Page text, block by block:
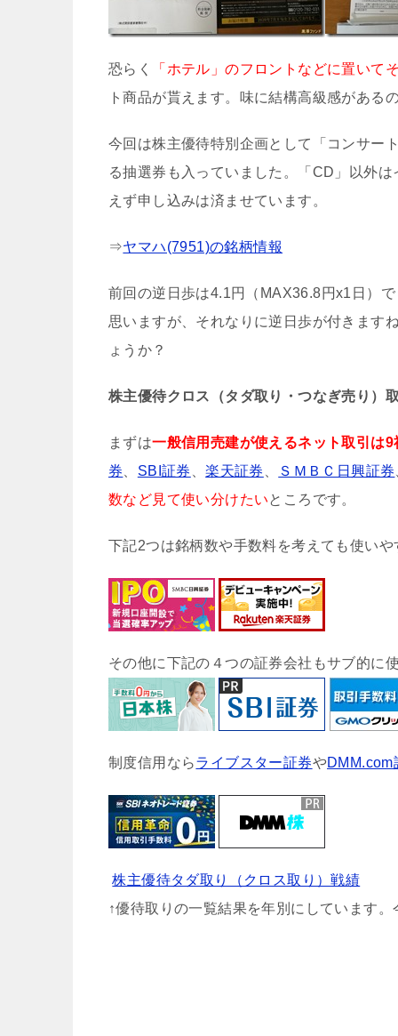
恐らく 「ホテル」のフロントなどに置いて
ト商品が貰えます。味に結構高級感がある
今回は株主優待特別企画として「コンサー
る抽選券も入っていました。「CD」以外
えず申し込みは済ませています。
⇒ヤマハ(7951)の銘柄情報
前回の逆日歩は4.1円（MAX36.8円x1日）
思いますが、それなりに逆日歩が付きます
ょうか？
株主優待クロス（タダ取り・つなぎ売り）
まずは一般信用売建が使えるネット取引は9
券
SBI証券 、楽天証券 ＳＭＢＣ日興証券
数など見て使い分けたいところです。
下記2つは銘柄数や手数料を考えても使い
その他に下記の４つの証券会社もサブ的に
制度信用ならライブスター証券やDMM.com
株主優待タダ取り（クロス取り）戦績
↑優待取りの一覧結果を年別にしています